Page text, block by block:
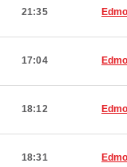
21:35
17:04
18:12
18:31